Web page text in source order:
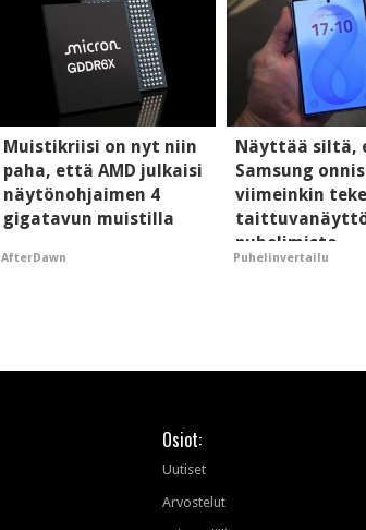
Muistikriisi on nyt niin
paha, että AMD julkaisi
näytönohjaimen 4
gigatavun muistilla
AfterDawn
Näyttää siltä,
Samsung
viimeinkin
puhelimista
supersuosittuja
Puhelinvertailu
Osiot:
Uutiset
Arvostelut